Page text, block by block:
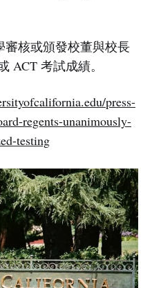
核或頒發校董與校長
ACT 考試成績。
press-
regents-unanimously-
testing